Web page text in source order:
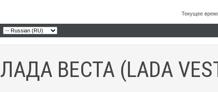
Текущее
ЛАДА ВЕСТА (LADA